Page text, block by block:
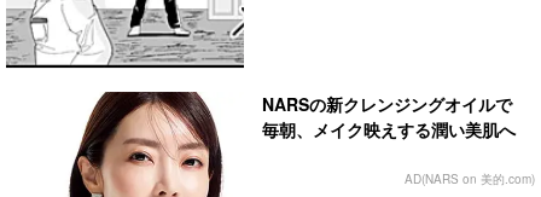
NARSの新クレンジングオイルで
毎朝、メイク映えする潤い美肌へ
AD(NARS on 美的.com)